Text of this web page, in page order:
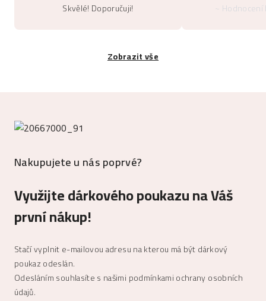
Skvělé! Doporučuji!
~
Zobrazit vše
Nakupujete u nás poprvé?
Využijte dárkového poukazu na Váš
první nákup!
Stačí vyplnit e-mailovou adresu na kterou má být dárkový
poukaz odeslán.
Odesláním souhlasíte s našimi podmínkami ochrany osobních
údajů.